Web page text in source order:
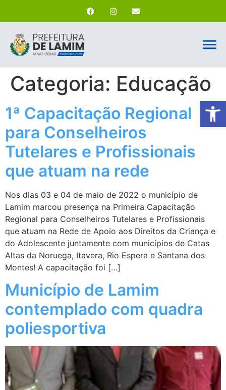
Categoria: Educação
1ª Capacitação Regional
para Conselheiros
Tutelares e Profissionais
que atuam na rede
Nos dias 03 e 04 de maio de 2022 o município de
Lamim marcou presença na Primeira Capacitação
Regional para Conselheiros Tutelares e Profissionais
que atuam na Rede de Apoio aos Direitos da Criança e
do Adolescente juntamente com municípios de Catas
Altas da Noruega, Itavera, Rio Espera e Santana dos
Montes! A capacitação foi […]
Município de Lamim
contemplado com quadra
poliesportiva